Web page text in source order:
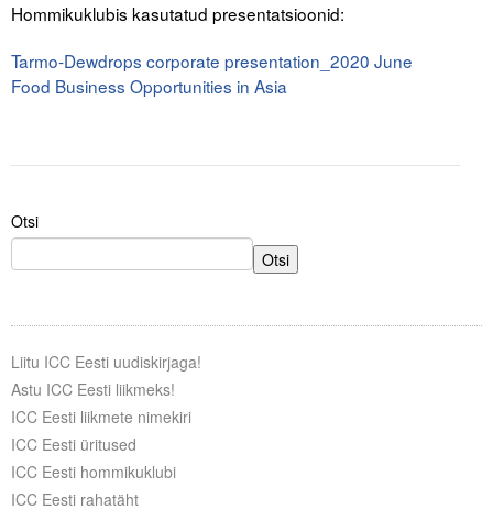
Hommikuklubis kasutatud presentatsioonid:
Tarmo-Dewdrops corporate presentation_2020 June
Food Business Opportunities in Asia
Otsi
Otsi
Liitu ICC Eesti uudiskirjaga!
Astu ICC Eesti liikmeks!
ICC Eesti liikmete nimekiri
ICC Eesti üritused
ICC Eesti hommikuklubi
ICC Eesti rahatäht